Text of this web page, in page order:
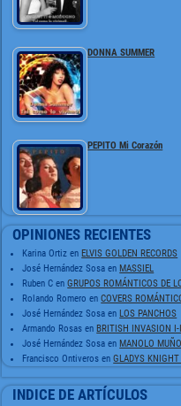
DONNA SUMMER
PEPITO Mi Corazón
OPINIONES RECIENTES
Karina Ortiz enELVIS GOLDEN RECORDS
José Hernández Sosa enMASSIEL
Ruben C enGRUPOS ROMÁNTICOS DE
Rolando Romero enCOVERS
José Hernández Sosa enLOS PANCHOS
Armando Rosas enBRITISH INVASION
José Hernández Sosa enMANOLO
Francisco Ontiveros enGLADYS
INDICE DE ARTÍCULOS